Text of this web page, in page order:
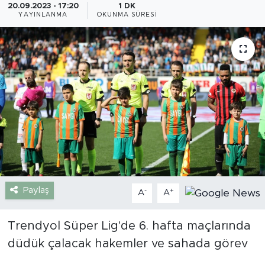
20.09.2023 - 17:20
YAYINLANMA
1 DK
OKUNMA SÜRESI
Paylaş A- A+
Trendyol Süper Lig'de 6. hafta maçlarında
düdük çalacak hakemler ve sahada görev
Gazipaşa
Güncel
Gündem
İnşaat-Emlak
Kültür-Sanat
Sağlık
Siyaset
Spor
Turizm